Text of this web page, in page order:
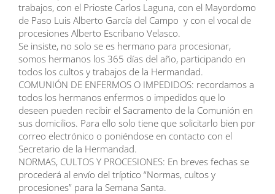
trabajos, con el Prioste Carlos Laguna, con el Mayordomo
de Paso Luis Alberto García del Campo y con el vocal de
procesiones Alberto Escribano Velasco.
Se insiste, no solo se es hermano para procesionar,
somos hermanos los 365 días del año, participando en
todos los cultos y trabajos de la Hermandad.
COMUNIÓN DE ENFERMOS O IMPEDIDOS: recordamos a
todos los hermanos enfermos o impedidos que lo
deseen pueden recibir el Sacramento de la Comunión en
sus domicilios. Para ello solo tiene que solicitarlo bien por
correo electrónico o poniéndose en contacto con el
Secretario de la Hermandad.
NORMAS, CULTOS Y PROCESIONES: En breves fechas se
procederá al envío del tríptico “Normas, cultos y
procesiones” para la Semana Santa.